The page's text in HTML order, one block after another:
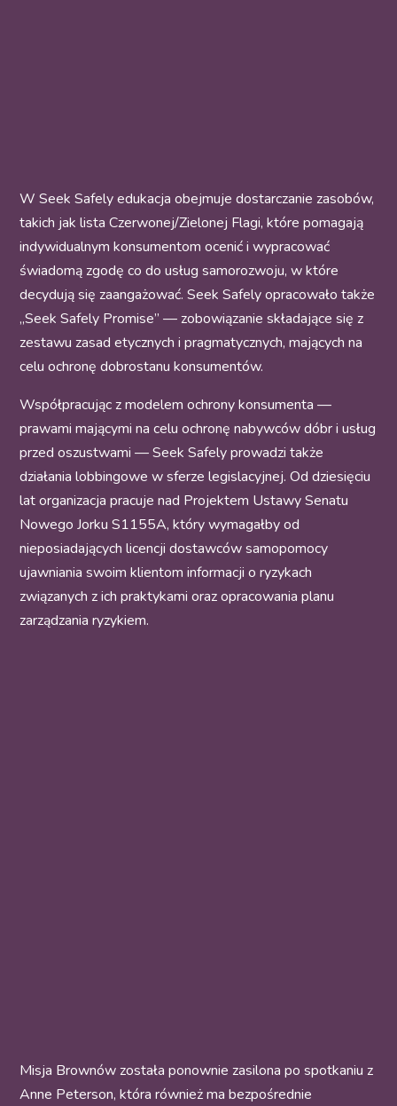
W Seek Safely edukacja obejmuje dostarczanie zasobów,
takich jak lista Czerwonej/Zielonej Flagi, które pomagają
indywidualnym konsumentom ocenić i wypracować
świadomą zgodę co do usług samorozwoju, w które
decydują się zaangażować. Seek Safely opracowało także
„Seek Safely Promise” — zobowiązanie składające się z
zestawu zasad etycznych i pragmatycznych, mających na
celu ochronę dobrostanu konsumentów.
Współpracując z modelem ochrony konsumenta —
prawami mającymi na celu ochronę nabywców dóbr i usług
przed oszustwami — Seek Safely prowadzi także
działania lobbingowe w sferze legislacyjnej. Od dziesięciu
lat organizacja pracuje nad Projektem Ustawy Senatu
Nowego Jorku S1155A, który wymagałby od
nieposiadających licencji dostawców samopomocy
ujawniania swoim klientom informacji o ryzykach
związanych z ich praktykami oraz opracowania planu
zarządzania ryzykiem.
Misja Brownów została ponownie zasilona po spotkaniu z
Anne Peterson, która również ma bezpośrednie